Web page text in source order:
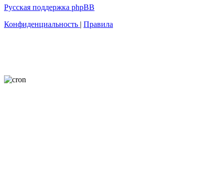
Русская поддержка phpBB
Конфиденциальность | Правила